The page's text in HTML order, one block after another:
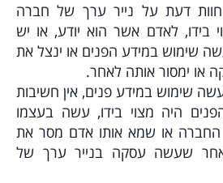
דעת על נייר ערך של חברה
בידו, לאדם אשר הוא יודע, או יש
שימוש במידע הפנים או ינצל את
או ימסור אותה לאחר.
שימוש במידע פנים, אין חשיבות
היה מצוי בידו, עשה בעצמו
או שמא אותו אדם מסר את
שעשה עסקה בנייר ערך של